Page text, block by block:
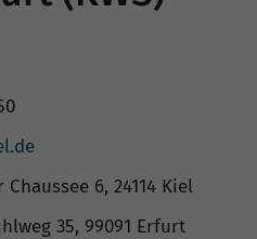
6, 24114 Kiel
35, 99091 Erfurt